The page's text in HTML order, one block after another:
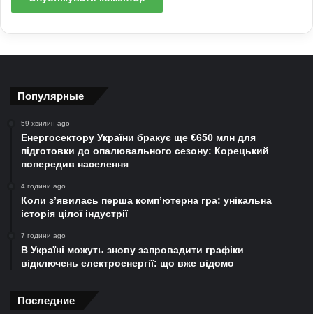
Популярные
59 хвилин ago
Енергосектору України бракує ще €650 млн для
підготовки до опалювального сезону: Корецький
попередив населення
4 години ago
Коли з’явилась перша комп’ютерна гра: унікальна
історія цілої індустрії
7 години ago
В Україні можуть знову запровадити графіки
відключень електроенергії: що вже відомо
Последние